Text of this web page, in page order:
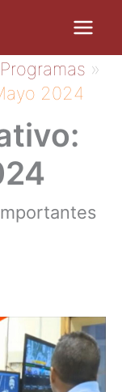
Programas
2024